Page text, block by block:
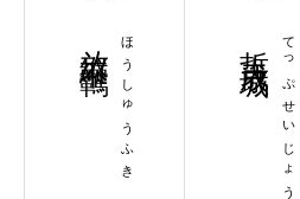
ほうしゅうふき てっぷせいじょう